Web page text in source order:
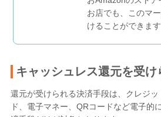
お店でも、このマ
けることができます
キャッシュレス還元を受
還元が受けられる決済手段は、クレジ
ド、電子マネー、QRコードなど電子的